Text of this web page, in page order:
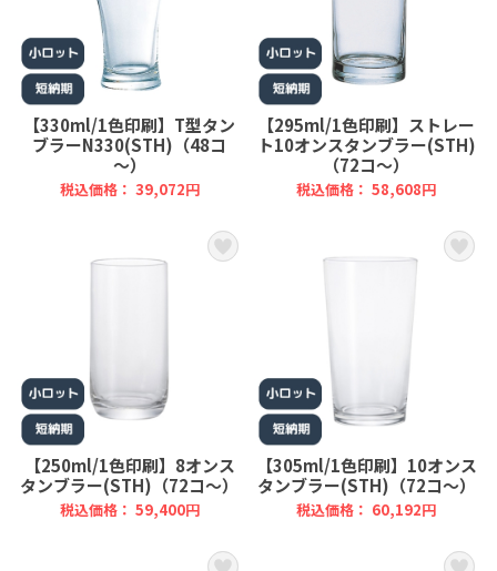
【330ml/1色印刷】T型タン
ブラーN330(STH)（48コ
～）
税込価格： 39,072円
【295ml/1色印刷】ストレー
ト10オンスタンブラー(STH)
（72コ～）
税込価格： 58,608円
【250ml/1色印刷】8オンス
タンブラー(STH)（72コ～）
税込価格： 59,400円
【305ml/1色印刷】10オンス
タンブラー(STH)（72コ～）
税込価格： 60,192円